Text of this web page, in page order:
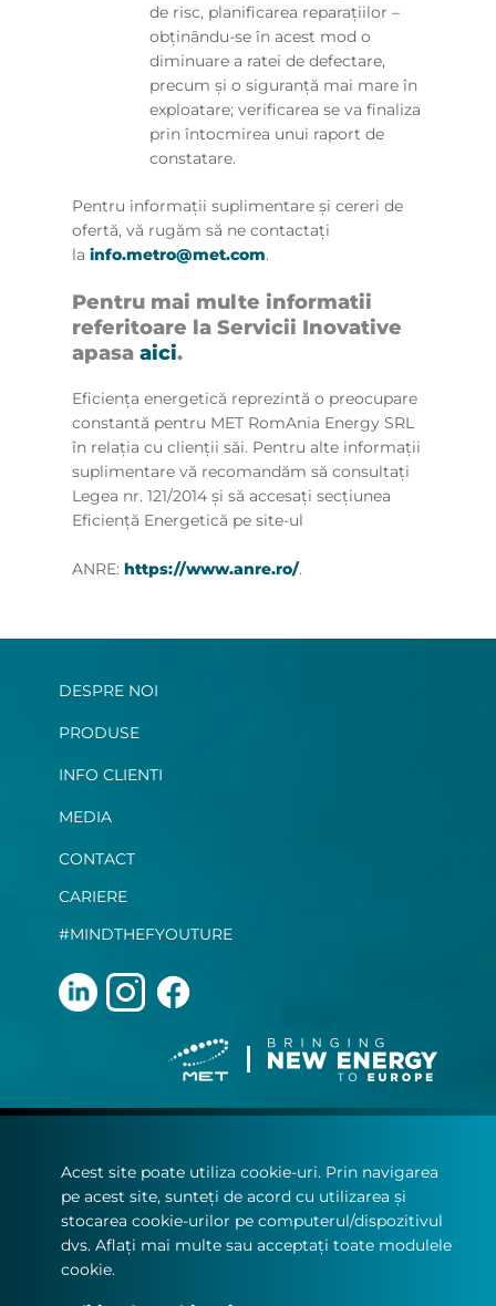
de risc, planificarea reparaţiilor –
obţinându-se în acest mod o
diminuare a ratei de defectare,
precum şi o siguranţă mai mare în
exploatare; verificarea se va finaliza
prin întocmirea unui raport de
constatare.
Pentru informaţii suplimentare şi cereri de
ofertă, vă rugăm să ne contactaţi
la info.metro@met.com.
Pentru mai multe informatii
referitoare la Servicii Inovative
apasa aici.
Eficiența energetică reprezintă o preocupare
constantă pentru MET RomAnia Energy SRL
în relația cu clienții săi. Pentru alte informaţii
suplimentare vă recomandăm să consultaţi
Legea nr. 121/2014 și să accesați secțiunea
Eficiență Energetică pe site-ul
ANRE: https://www.anre.ro/.
DESPRE NOI
PRODUSE
INFO CLIENTI
MEDIA
CONTACT
CARIERE
#MINDTHEFYOUTURE
Privacy Statement
Cookie policy
© Copyright 2022
Acest site poate utiliza cookie-uri. Prin navigarea
pe acest site, sunteți de acord cu utilizarea și
stocarea cookie-urilor pe computerul/dispozitivul
dvs. Aflați mai multe sau acceptați toate modulele
cookie.